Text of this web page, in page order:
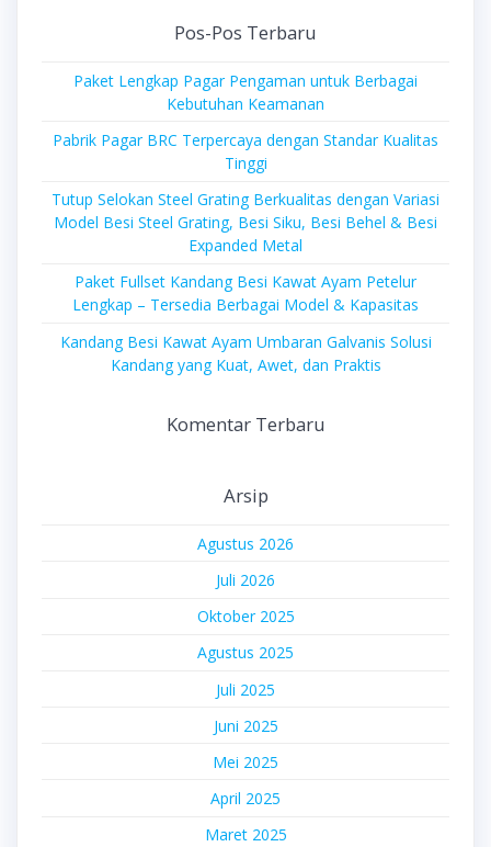
Pos-Pos Terbaru
Paket Lengkap Pagar Pengaman untuk Berbagai
Kebutuhan Keamanan
Pabrik Pagar BRC Terpercaya dengan Standar Kualitas
Tinggi
Tutup Selokan Steel Grating Berkualitas dengan Variasi
Model Besi Steel Grating, Besi Siku, Besi Behel & Besi
Expanded Metal
Paket Fullset Kandang Besi Kawat Ayam Petelur
Lengkap – Tersedia Berbagai Model & Kapasitas
Kandang Besi Kawat Ayam Umbaran Galvanis Solusi
Kandang yang Kuat, Awet, dan Praktis
Komentar Terbaru
Arsip
Agustus 2026
Juli 2026
Oktober 2025
Agustus 2025
Juli 2025
Juni 2025
Mei 2025
April 2025
Maret 2025